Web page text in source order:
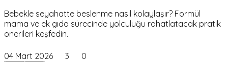
Bebekle seyahatte beslenme nasıl kolaylaşır? Formül
mama ve ek gıda sürecinde yolculuğu rahatlatacak pratik
önerileri keşfedin.
04 Mart 2026 3 0